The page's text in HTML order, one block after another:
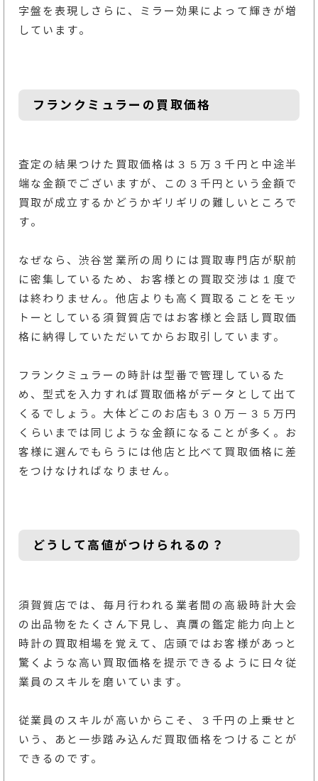
字盤を表現しさらに、ミラー効果によって輝きが増
しています。
フランクミュラーの買取価格
査定の結果つけた買取価格は３５万３千円と中途半
端な金額でございますが、この３千円という金額で
買取が成立するかどうかギリギリの難しいところで
す。
なぜなら、渋谷営業所の周りには買取専門店が駅前
に密集しているため、お客様との買取交渉は１度で
は終わりません。他店よりも高く買取ることをモッ
トーとしている須賀質店ではお客様と会話し買取価
格に納得していただいてからお取引しています。
フランクミュラーの時計は型番で管理しているた
め、型式を入力すれば買取価格がデータとして出て
くるでしょう。大体どこのお店も３０万－３５万円
くらいまでは同じような金額になることが多く。お
客様に選んでもらうには他店と比べて買取価格に差
をつけなければなりません。
どうして高値がつけられるの？
須賀質店では、毎月行われる業者間の高級時計大会
の出品物をたくさん下見し、真贋の鑑定能力向上と
時計の買取相場を覚えて、店頭ではお客様があっと
驚くような高い買取価格を提示できるように日々従
業員のスキルを磨いています。
従業員のスキルが高いからこそ、３千円の上乗せと
いう、あと一歩踏み込んだ買取価格をつけることが
できるのです。